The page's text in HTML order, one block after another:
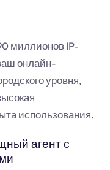
миллионов IP-
онлайн-
уровня,
использования.
агент с